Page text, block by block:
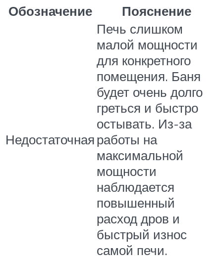
Обозначение
Пояснение
Недостаточная
Печь слишком
малой мощности
для конкретного
помещения. Баня
будет очень долго
греться и быстро
остывать. Из-за
работы на
максимальной
мощности
наблюдается
повышенный
расход дров и
быстрый износ
самой печи.